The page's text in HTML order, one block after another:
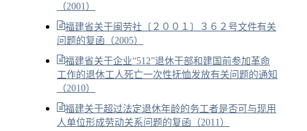
（2001）
福建省关于闽劳社〔２００１〕３６２号文件有关
问题的复函（2005）
福建省关于企业“512”退休干部和建国前参加革命
工作的退休工人死亡一次性抚恤发放有关问题的通知
（2010）
福建关于超过法定退休年龄的务工者是否可与现用
人单位形成劳动关系问题的复函（2011）